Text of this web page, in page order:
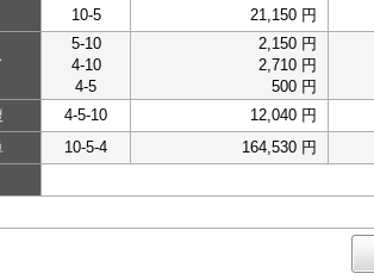
10-5 21,150 円
5-10
4-10
4-5
2,150 円
2,710 円
500 円
4-5-10 12,040 円
10-5-4 164,530 円